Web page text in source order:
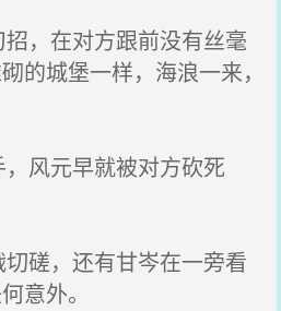
，在对方跟前没有丝毫
的城堡一样，海浪一来，
风元早就被对方砍死
磋，还有甘岑在一旁看
意外。